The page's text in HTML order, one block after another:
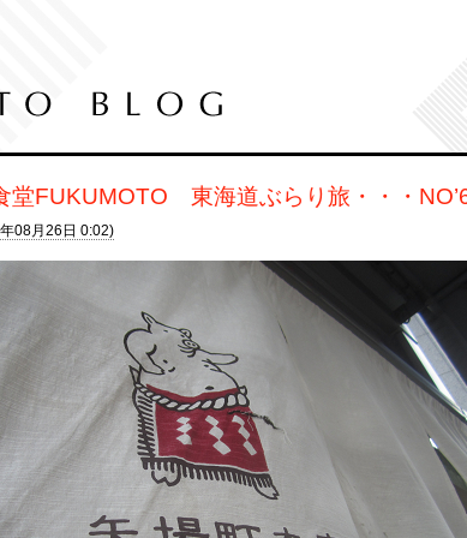
堂FUKUMOTO 東海道ぶらり旅・・・
08月26日 0:02)